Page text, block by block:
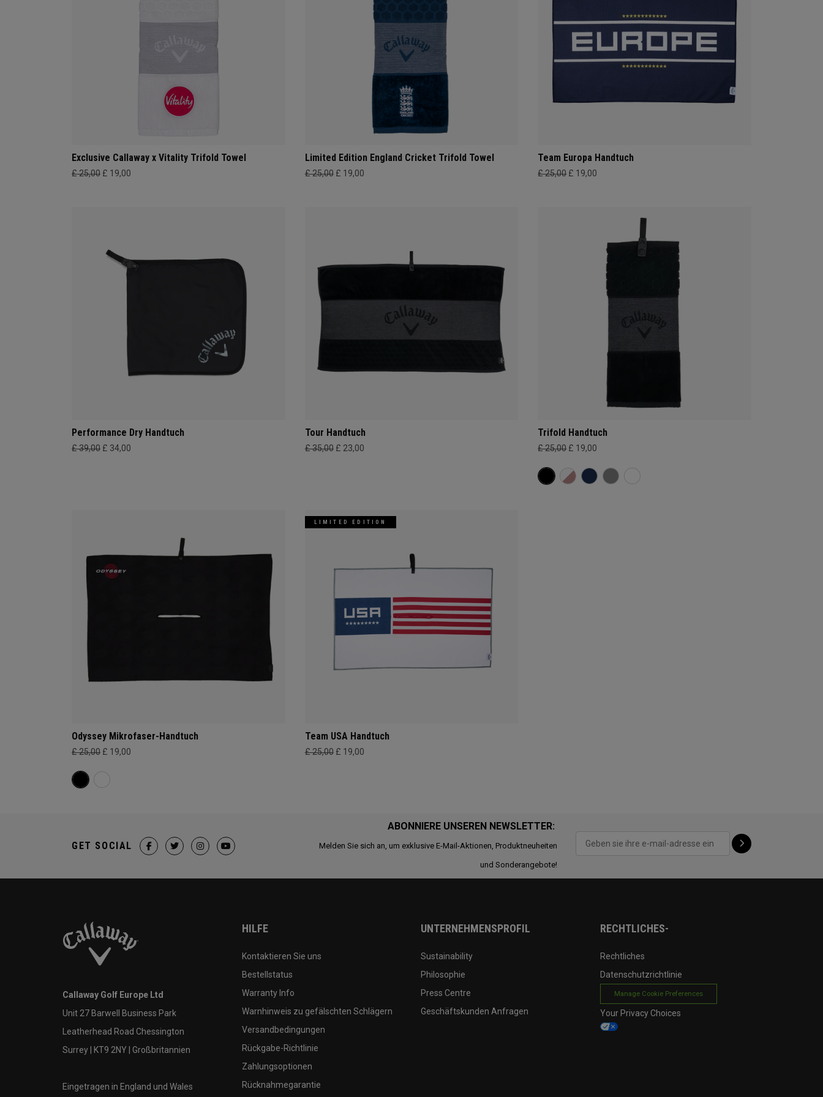
Exclusive Callaway x Vitality Trifold Towel
£ 25,00 £ 19,00
Limited Edition England Cricket Trifold Towel
£ 25,00 £ 19,00
Team Europa Handtuch
£ 25,00 £ 19,00
Performance Dry Handtuch
£ 39,00 £ 34,00
Tour Handtuch
£ 35,00 £ 23,00
Trifold Handtuch
£ 25,00 £ 19,00
Odyssey Mikrofaser-Handtuch
£ 25,00 £ 19,00
LIMITED EDITION
Team USA Handtuch
£ 25,00 £ 19,00
ABONNIERE UNSEREN NEWSLETTER:
Melden Sie sich an, um exklusive E-Mail-Aktionen, Produktneuheiten
und Sonderangebote!
GET SOCIAL
Callaway Golf Europe Ltd
Unit 27 Barwell Business Park
Leatherhead Road Chessington
Surrey | KT9 2NY | Großbritannien
Eingetragen in England und Wales
HILFE
Kontaktieren Sie uns
Bestellstatus
Warranty Info
Warnhinweis zu gefälschten Schlägern
Versandbedingungen
Rückgabe-Richtlinie
Zahlungsoptionen
Rücknahmegarantie
UNTERNEHMENSPROFIL
Sustainability
Philosophie
Press Centre
Geschäftskunden Anfragen
RECHTLICHES-
Rechtliches
Datenschutzrichtlinie
Manage Cookie Preferences
Your Privacy Choices